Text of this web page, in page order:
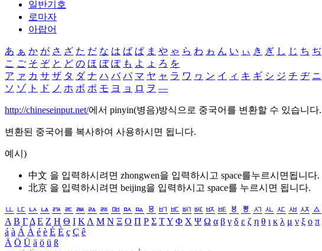
일반기호
로마자
아랍어
あ ぁ か が さ ざ た だ な は ば ぱ ま や ゃ ら わ ゎ ん い ぃ き ぎ し じ ち ぢ
こ ご そ ぞ と ど の ほ ぼ ぽ も よ ょ ろ を
ア ァ カ サ ザ タ ダ ナ ハ バ パ マ ヤ ャ ラ ワ ヮ ン イ ィ キ ギ シ ジ チ ヂ ニ
ソ ゾ ト ド ノ ホ ボ ポ モ ヨ ョ ロ ヲ ―
http://chineseinput.net/에서 pinyin(병음)방식으로 중국어를 변환할 수 있습니다.
변환된 중국어를 복사하여 사용하시면 됩니다.
예시)
中文 을 입력하시려면 zhongwen을 입력하시고 space를누르시면됩니다.
北京 을 입력하시려면 beijing을 입력하시고 space를 누르시면 됩니다.
ㅥ ㅦ ㅧ ㅨ ㅩ ㅪ ㅫ ㅬ ㅭ ㅮ ㅯ ㅰ ㅱ ㅲ ㅳ ㅴ ㅵ ㅶ ㅷ ㅸ ㅹ ㅺ ㅻ ㅼ ㅽ ㅾ ㅿ
Α Β ΓΔ Ε Ζ Η Θ Ι ΚΛ Μ Ν Ξ Ο Π Ρ Σ ΤΥ Φ Χ Ψ Ω α β γ δ ε ζ η θ ι κ λ μ ν ξ ο π
á à Á À é è É È ç Ç ê
Ä Ö Ü ä ö ü ß